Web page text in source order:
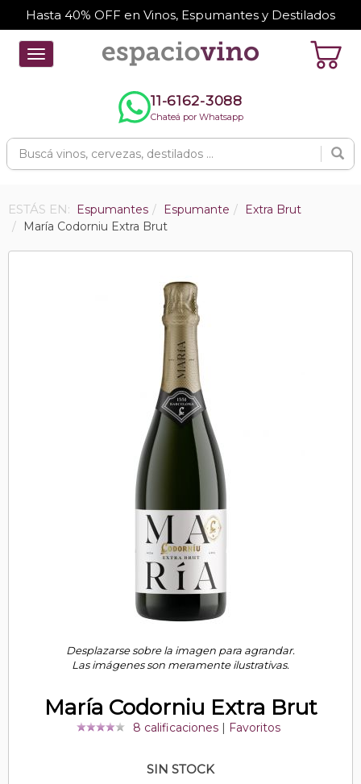
Hasta 40% OFF en Vinos, Espumantes y Destilados
Toggle
navigation
11-6162-3088
Chateá por Whatsapp
ESTÁS EN: Espumantes Espumante
Extra Brut
María Codorniu Extra Brut
Desplazarse sobre la imagen para agrandar.
Las imágenes son meramente ilustrativas.
María Codorniu Extra Brut
8 calificaciones| Favoritos
SIN STOCK